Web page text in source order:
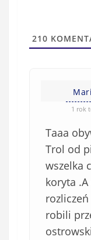
210
1 rok
Taaa
Trol od
wszelka
koryta
robili